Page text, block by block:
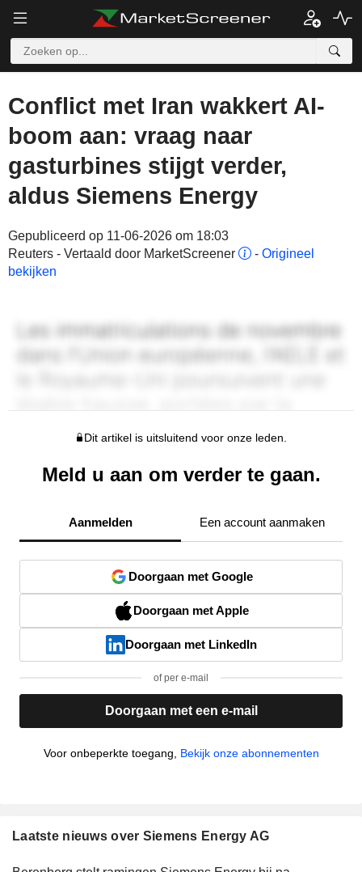
Conflict met Iran wakkert AI-
boom aan: vraag naar
gasturbines stijgt verder,
aldus Siemens Energy
Gepubliceerd op 11-06-2026 om 18:03
Reuters - Vertaald door MarketScreener
- Origineel
bekijken
Dit artikel is uitsluitend voor onze leden.
Meld u aan om verder te gaan.
Aanmelden Een account aanmaken
Doorgaan met Google
Doorgaan met Apple
Doorgaan met LinkedIn
of per e-mail
Doorgaan met een e-mail
Voor onbeperkte toegang, Bekijk onze abonnementen
Laatste nieuws over Siemens Energy AG